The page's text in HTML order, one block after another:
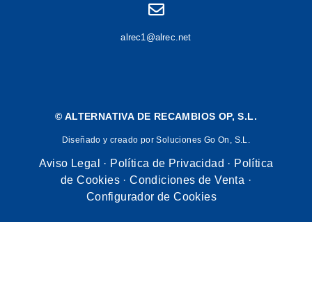
alrec1@alrec.net
© ALTERNATIVA DE RECAMBIOS OP, S.L.
Diseñado y creado por Soluciones Go On, S.L.
Aviso Legal · Política de Privacidad · Política
de Cookies ·Condiciones de Venta ·
Configurador de Cookies